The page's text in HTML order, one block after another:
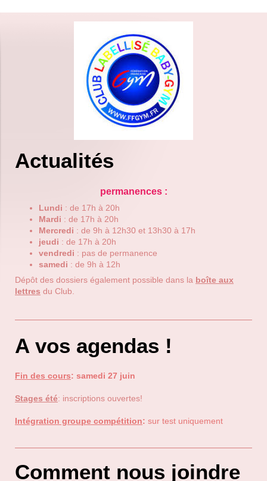
Actualités
permanences :
Lundi : de 17h à 20h
Mardi : de 17h à 20h
Mercredi : de 9h à 12h30 et 13h30 à 17h
jeudi : de 17h à 20h
vendredi : pas de permanence
samedi : de 9h à 12h
Dépôt des dossiers également possible dans la boîte aux
lettres du Club.
A vos agendas !
Fin des cours: samedi 27 juin
Stages été: inscriptions ouvertes!
Intégration groupe compétition: sur test uniquement
Comment nous joindre